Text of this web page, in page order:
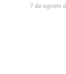
7 de agosto